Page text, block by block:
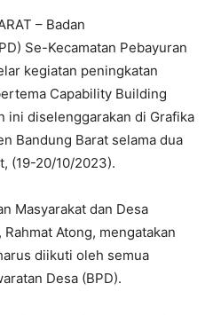
– Badan
Se-Kecamatan Pebayuran
kegiatan peningkatan
Capability Building
ini diselenggarakan di Grafika
Bandung Barat selama dua
(19-20/10/2023).
Masyarakat dan Desa
Atong, mengatakan
diikuti oleh semua
Desa (BPD).